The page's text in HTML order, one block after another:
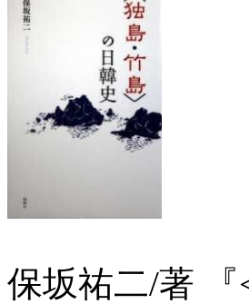
保坂祐二/著